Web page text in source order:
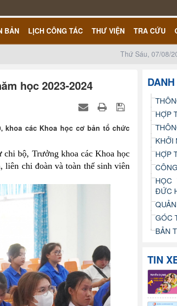
BẢN LỊCH CÔNG TÁC THƯ VIỆN TRA CỨU
Thứ Sáu, 07/08/
học 2023-2024
khoa các Khoa học cơ bản tổ chức
bộ, Trưởng khoa các Khoa học
liên chi đoàn và toàn thể sinh viên
HỢP
KHỞI
HỢP
HỌC
ĐỨC
GÓC
BẢN
TIN